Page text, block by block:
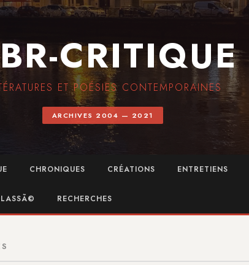
CRITIQUE
ET POÉSIES CONTEMPORAINES
ARCHIVES 2004 — 2021
CHRONIQUES CRÉATIONS ENTRETIENS
RECHERCHES